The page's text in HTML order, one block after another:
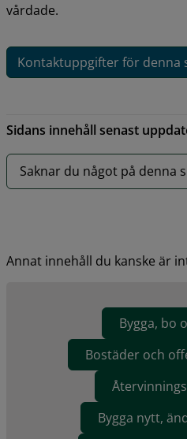
vårdade.
Kontaktuppgifter för denna
Sidans innehåll senast
Saknar du något på denna
Annat innehåll du kanske är
Bygga, bo
Bostäder och
Bygga nytt,